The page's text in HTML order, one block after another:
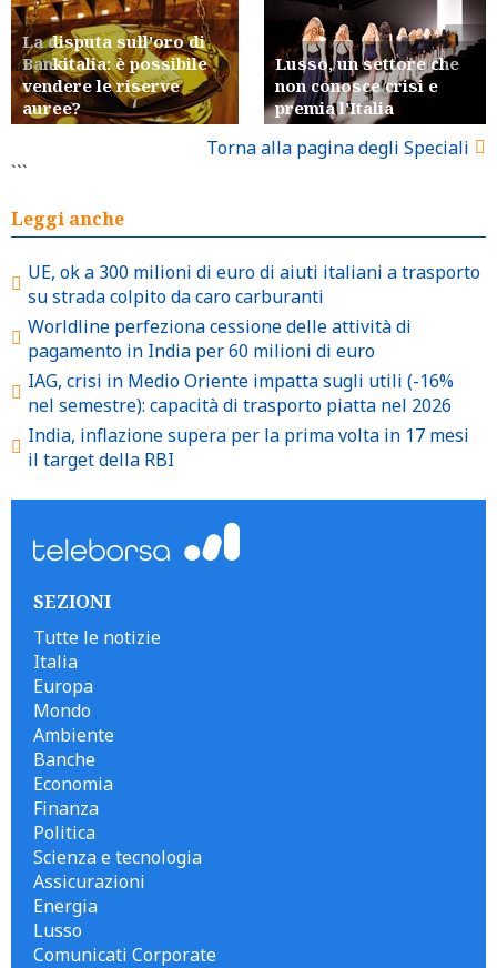
La disputa sull'oro di
Bankitalia: è possibile
vendere le riserve
auree?
Lusso, un settore che
non conosce crisi e
premia l'Italia
Torna alla pagina degli Speciali
```
Leggi anche
UE, ok a 300 milioni di euro di aiuti italiani a trasporto
su strada colpito da caro carburanti
Worldline perfeziona cessione delle attività di
pagamento in India per 60 milioni di euro
IAG, crisi in Medio Oriente impatta sugli utili (-16%
nel semestre): capacità di trasporto piatta nel 2026
India, inflazione supera per la prima volta in 17 mesi
il target della RBI
SEZIONI
Tutte le notizie
Italia
Europa
Mondo
Ambiente
Banche
Economia
Finanza
Politica
Scienza e tecnologia
Assicurazioni
Energia
Lusso
Comunicati Corporate